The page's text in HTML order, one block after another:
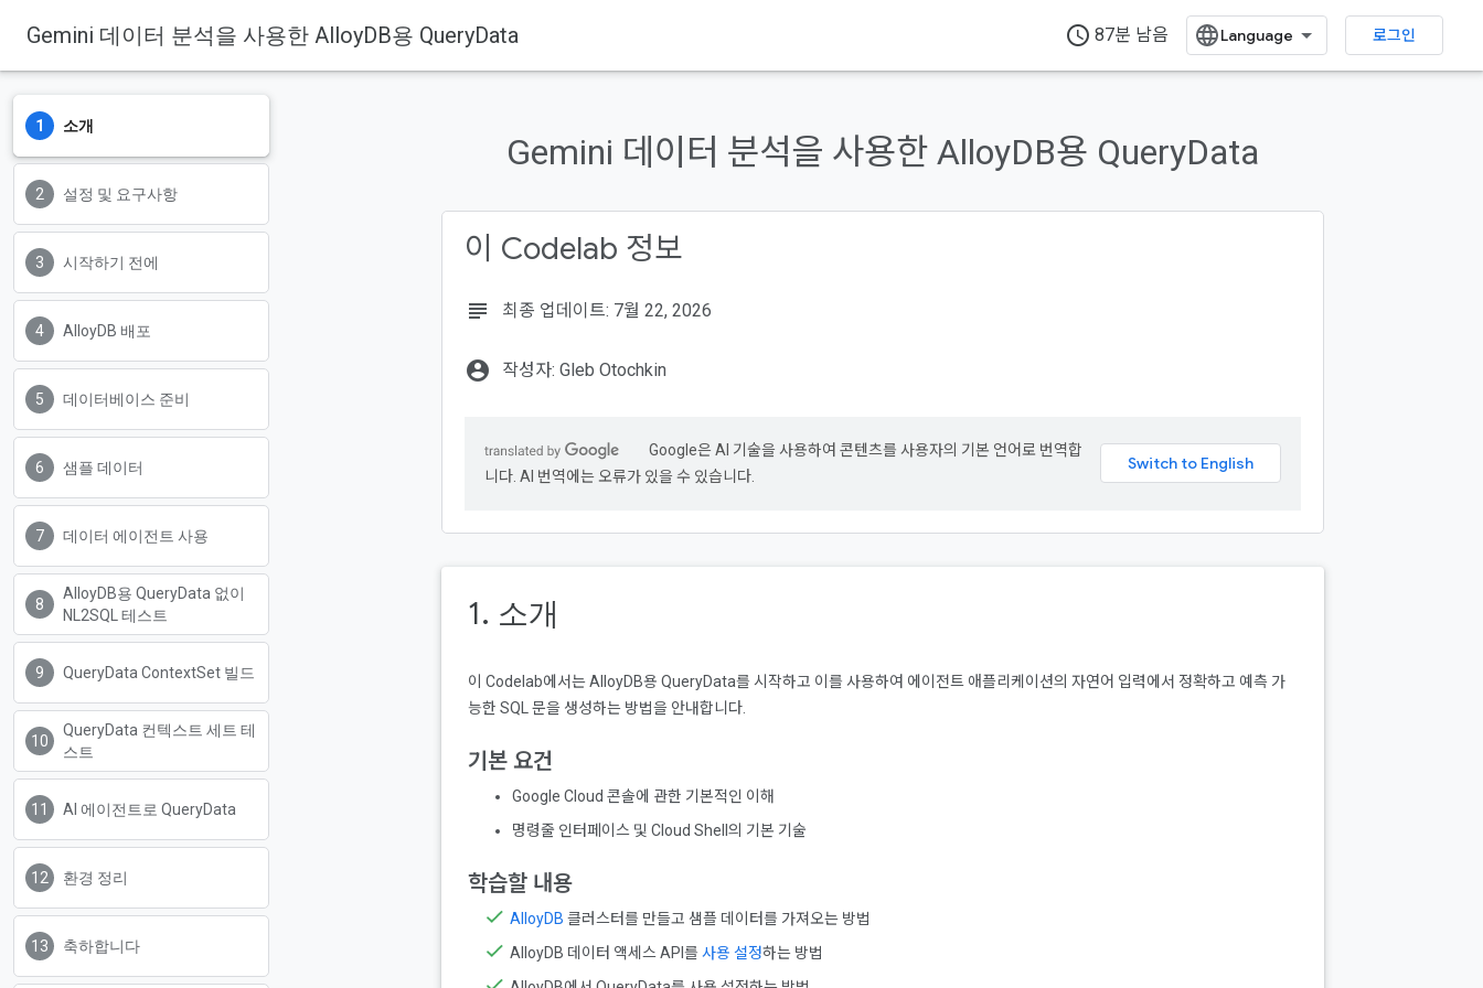
Gemini 데이터 분석을 사용한 AlloyDB용 QueryData access_time 87분 남음 로그인
소개
설정 및 요구사항
시작하기 전에
AlloyDB 배포
데이터베이스 준비
샘플 데이터
데이터 에이전트 사용
AlloyDB용 QueryData 없이
NL2SQL 테스트
QueryData ContextSet 빌드
QueryData 컨텍스트 세트 테
스트
AI 에이전트로 QueryData
환경 정리
축하합니다
Gemini 데이터 분석을 사용한 AlloyDB용 QueryData
이 Codelab 정보
subject 최종 업데이트: 7월 22, 2026
account_circle 작성자: Gleb Otochkin
Google은 AI 기술을 사용하여 콘텐츠를 사용자의 기본 언어로 번역합
니다. AI 번역에는 오류가 있을 수 있습니다.
1. 소개
이 Codelab에서는 AlloyDB용 QueryData를 시작하고 이를 사용하여 에이전트 애플리케이션의 자연어 입력에서 정확하고 예측 가
능한 SQL 문을 생성하는 방법을 안내합니다.
기본 요건
Google Cloud 콘솔에 관한 기본적인 이해
명령줄 인터페이스 및 Cloud Shell의 기본 기술
학습할 내용
AlloyDB 클러스터를 만들고 샘플 데이터를 가져오는 방법
AlloyDB 데이터 액세스 API를 사용 설정하는 방법